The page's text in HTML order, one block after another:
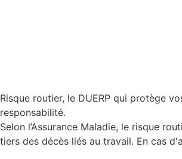
Risque routier, le DUERP qui protège
responsabilité.
Selon l’Assurance Maladie, le risque
tiers des décès liés au travail. En cas